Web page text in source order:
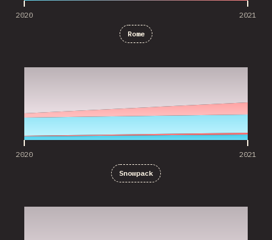
2020 2021
Rome
2020 2021
Snowpack